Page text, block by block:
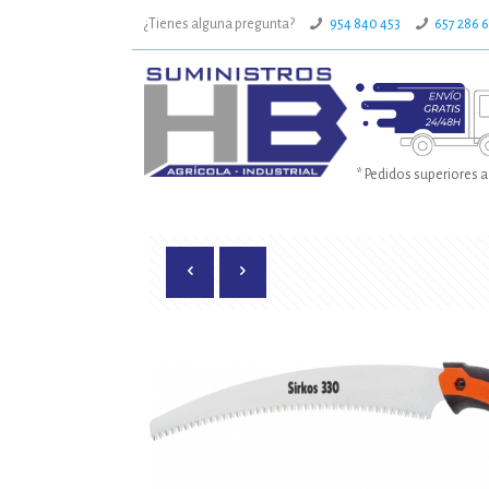
¿Tienes alguna pregunta? 954 840 453 657 286
* Pedidos superiores